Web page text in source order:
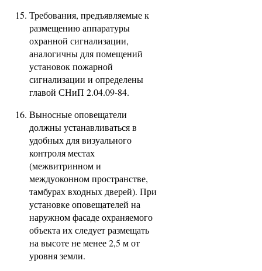
Требования, предъявляемые к
размещению аппаратуры
охранной сигнализации,
аналогичны для помещений
установок пожарной
сигнализации и определены
главой СНиП 2.04.09-84.
Выносные оповещатели
должны устанавливаться в
удобных для визуального
контроля местах
(межвитринном и
междуоконном пространстве,
тамбурах входных дверей). При
установке оповещателей на
наружном фасаде охраняемого
объекта их следует размещать
на высоте не менее 2,5 м от
уровня земли.